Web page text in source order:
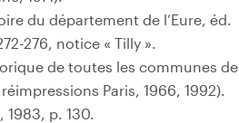
du département de l’Eure, éd.
276, notice « Tilly ».
de toutes les communes de
Paris, 1966, 1992).
1983, p. 130.